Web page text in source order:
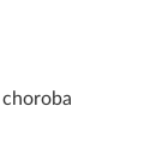
choroba